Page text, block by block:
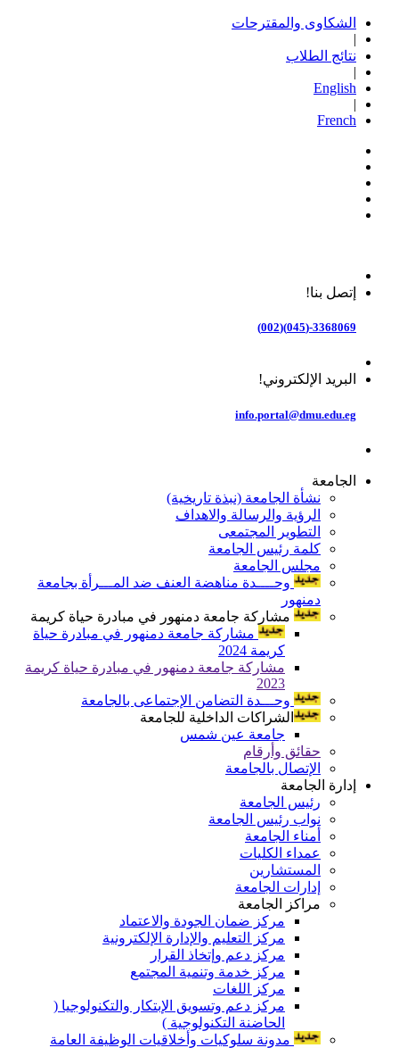
الشكاوى والمقترحات
|
نتائج الطلاب
|
English
|
French
إتصل بنا!
3368069-(045)(002)
البريد الإلكتروني!
info.portal@dmu.edu.eg
الجامعة
نشأة الجامعة (نبذة تاريخية)
الرؤية والرسالة والاهداف
التطوير المجتمعى
كلمة رئيس الجامعة
مجلس الجامعة
وحــــدة مناهضة العنف ضد المـــرأة بجامعة
دمنهور
مشاركة جامعة دمنهور في مبادرة حياة كريمة
مشاركة جامعة دمنهور في مبادرة حياة
كريمة 2024
مشاركة جامعة دمنهور في مبادرة حياة كريمة
2023
وحـــدة التضامن الإجتماعى بالجامعة
الشراكات الداخلية للجامعة
جامعة عين شمس
حقائق وأرقام
الإتصال بالجامعة
إدارة الجامعة
رئيس الجامعة
نواب رئيس الجامعة
أمناء الجامعة
عمداء الكليات
المستشارين
إدارات الجامعة
مراكز الجامعة
مركز ضمان الجودة والاعتماد
مركز التعليم والإدارة الإلكترونية
مركز دعم وإتخاذ القرار
مركز خدمة وتنمية المجتمع
مركز اللغات
مركز دعم وتسويق الإبتكار والتكنولوجيا (
الحاضنة التكنولوجية )
مدونة سلوكيات وأخلاقيات الوظيفة العامة